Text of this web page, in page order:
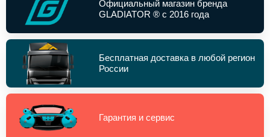
Официальный магазин бренда
GLADIATOR ® с 2016 года
Бесплатная доставка в любой регион
России
Гарантия и сервис